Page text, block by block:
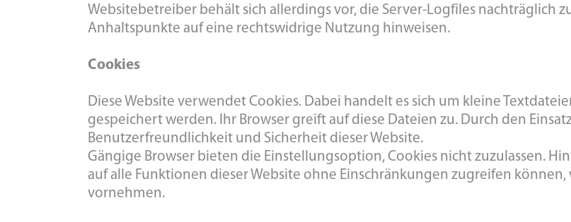
Websitebetreiber behält sich allerdings vor, die Server-Logfiles nachträglich
Anhaltspunkte auf eine rechtswidrige Nutzung hinweisen.
Cookies
Diese Website verwendet Cookies. Dabei handelt es sich um kleine
gespeichert werden. Ihr Browser greift auf diese Dateien zu. Durch den
Benutzerfreundlichkeit und Sicherheit dieser Website.
Gängige Browser bieten die Einstellungsoption, Cookies nicht zuzulassen.
auf alle Funktionen dieser Website ohne Einschränkungen zugreifen
vornehmen.